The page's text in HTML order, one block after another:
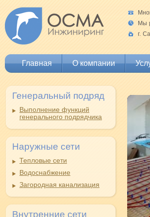
Мы
г.
Главная О компании
Генеральный подряд
Выполнение функций
генерального подрядчика
Наружные сети
Тепловые сети
Водоснабжение
Загородная канализация
Внутренние сети